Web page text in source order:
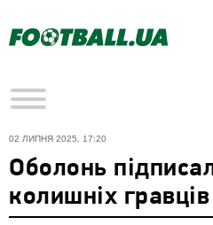
02 ЛИПНЯ 2025, 17:20
Оболонь
колишніх